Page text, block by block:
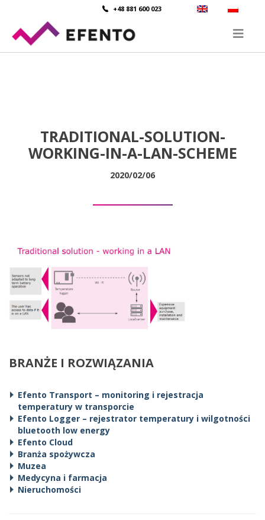
+48 881 600 023
TRADITIONAL-SOLUTION-
WORKING-IN-A-LAN-SCHEME
2020/02/06
BRANŻE I ROZWIĄZANIA
Efento Transport – monitoring i rejestracja
temperatury w transporcie
Efento Logger – rejestrator temperatury i wilgotności
bluetooth low energy
Efento Cloud
Branża spożywcza
Muzea
Medycyna i farmacja
Nieruchomości